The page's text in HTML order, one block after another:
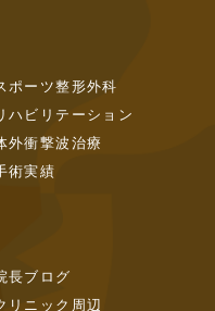
ポーツ整形外科
ハビリテーション
外衝撃波治療
術実績
長ブログ
リニック周辺